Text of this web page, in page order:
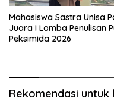
Mahasiswa Sastra Unisa
Juara I Lomba Penulisan
Peksimida 2026
Rekomendasi untuk